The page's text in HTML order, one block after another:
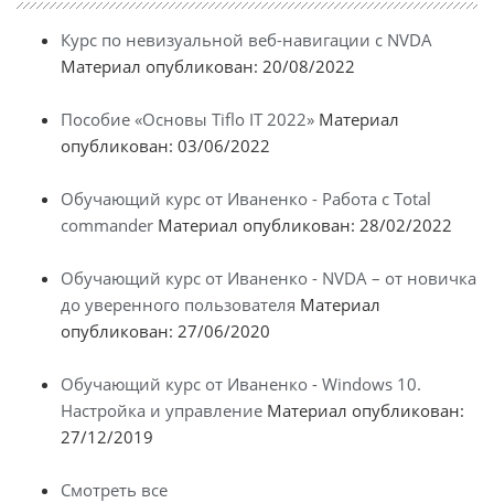
Курс по невизуальной веб-навигации с NVDA
Материал опубликован: 20/08/2022
Пособие «Основы Tiflo IT 2022» Материал
опубликован: 03/06/2022
Обучающий курс от Иваненко - Работа с Total
commander Материал опубликован: 28/02/2022
Обучающий курс от Иваненко - NVDA – от новичка
до уверенного пользователя Материал
опубликован: 27/06/2020
Обучающий курс от Иваненко - Windows 10.
Настройка и управление Материал опубликован:
27/12/2019
Смотреть все